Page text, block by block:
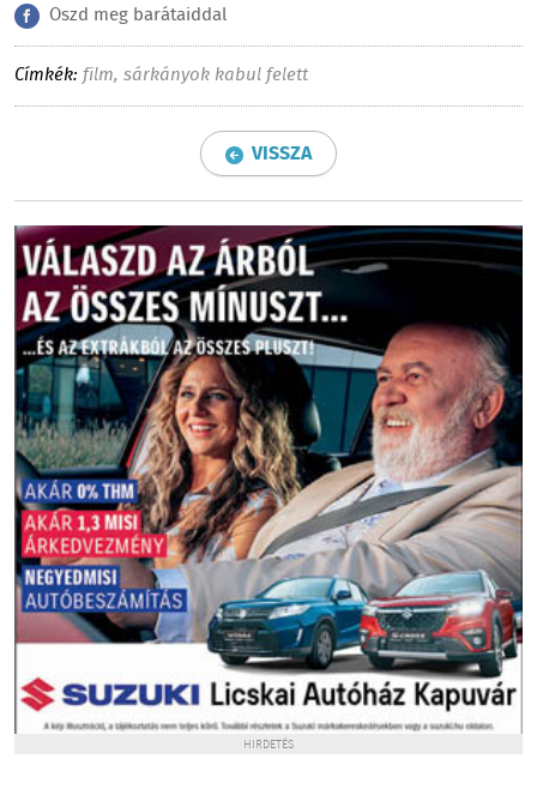
Oszd meg barátaiddal
Címkék: film, sárkányok kabul felett
VISSZA
HIRDETÉS